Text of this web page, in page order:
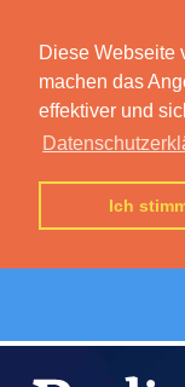
Diese Webseite
machen das
effektiver und
Ich